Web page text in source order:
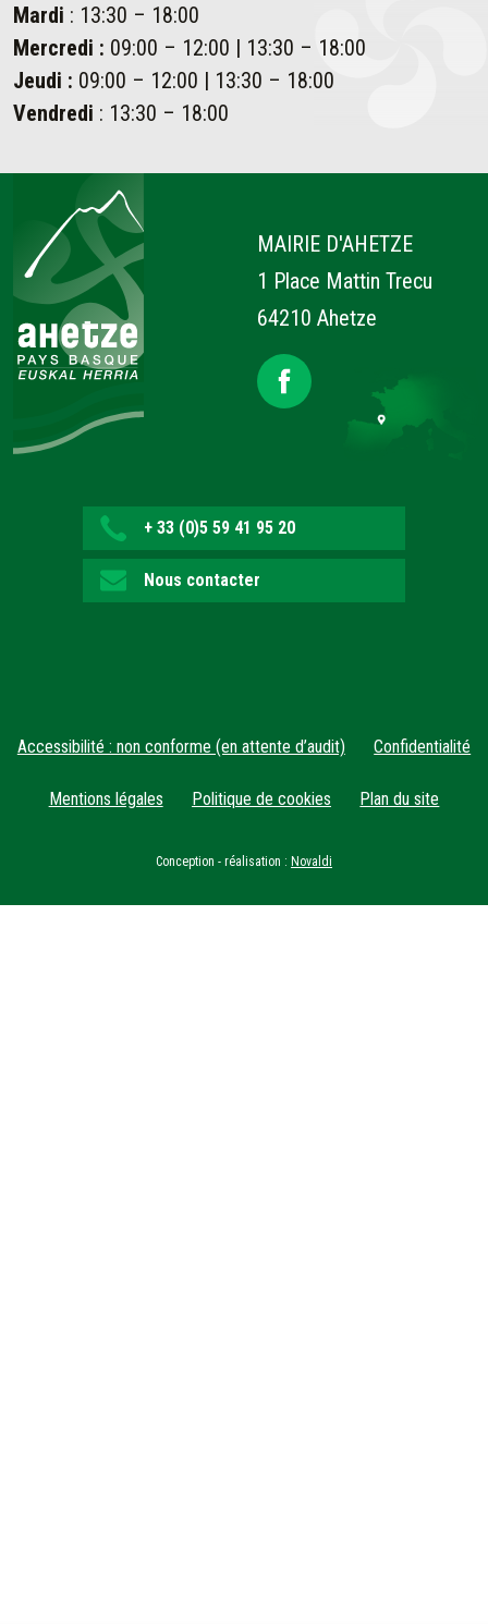
Mardi : 13:30 – 18:00
Mercredi : 09:00 – 12:00 | 13:30 – 18:00
Jeudi : 09:00 – 12:00 | 13:30 – 18:00
Vendredi : 13:30 – 18:00
MAIRIE D'AHETZE
1 Place Mattin Trecu
64210 Ahetze
+ 33 (0)5 59 41 95 20
Nous contacter
Accessibilité : non conforme (en attente d’audit) Confidentialité
Mentions légales Politique de cookies Plan du site
Conception - réalisation : Novaldi